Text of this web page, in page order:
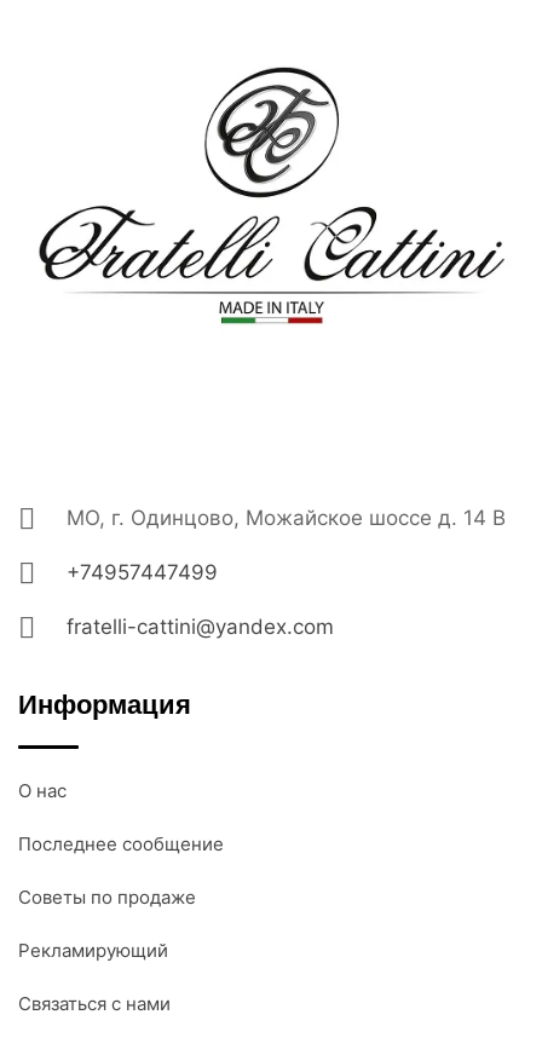
МО, г. Одинцово, Можайское шоссе д. 14 В
+74957447499
fratelli-cattini@yandex.com
Информация
О нас
Последнее сообщение
Советы по продаже
Рекламирующий
Связаться с нами